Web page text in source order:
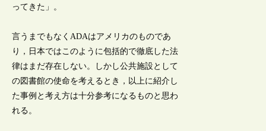
ってきた」。
言うまでもなくADAはアメリカのものであ
り，日本ではこのように包括的で徹底した法
律はまだ存在しない。しかし公共施設として
の図書館の使命を考えるとき，以上に紹介し
た事例と考え方は十分参考になるものと思わ
れる。